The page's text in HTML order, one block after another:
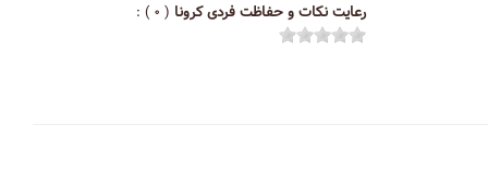
رعایت نکات و حفاظت فردی کرونا ( ۰ ) :